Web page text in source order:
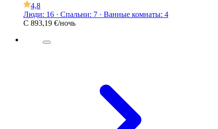
4,8
Люди: 16 · Спальни: 7 · Ванные комнаты: 4
С 893,19 €/ночь